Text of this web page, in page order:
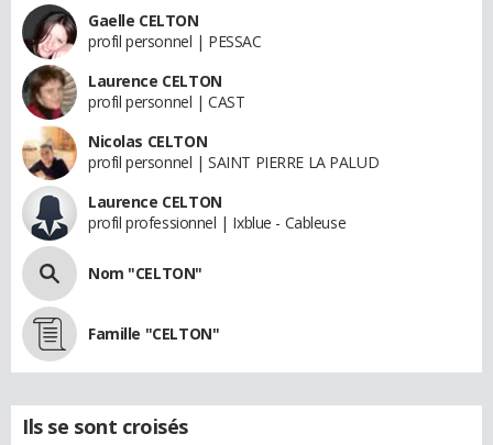
Gaelle CELTON
profil personnel | PESSAC
Laurence CELTON
profil personnel | CAST
Nicolas CELTON
profil personnel | SAINT PIERRE LA PALUD
Laurence CELTON
profil professionnel | Ixblue - Cableuse
Nom "CELTON"
Famille "CELTON"
Ils se sont croisés